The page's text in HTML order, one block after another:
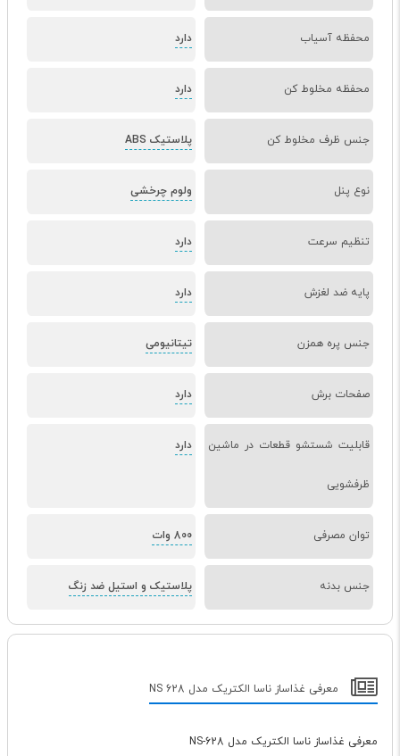
محفظه آسیاب دارد
محفظه مخلوط کن دارد
جنس ظرف مخلوط کن پلاستیک ABS
نوع پنل ولوم چرخشی
تنظیم سرعت دارد
پایه ضد لغزش دارد
جنس پره همزن تیتانیومی
صفحات برش دارد
قابلیت شستشو قطعات در ماشین
ظرفشویی
دارد
توان مصرفی 800 وات
جنس بدنه پلاستیک و استیل ضد زنگ
معرفی غذاساز ناسا الکتریک مدل NS 628
معرفی غذاساز ناسا الکتریک مدل NS-628